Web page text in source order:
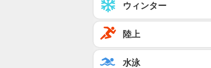
ウィンター
陸上
水泳